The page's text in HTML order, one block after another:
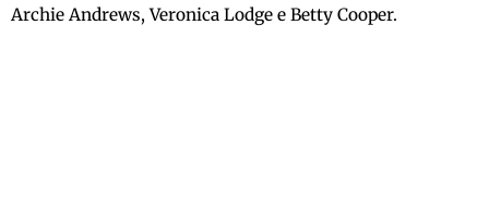
Archie Andrews, Veronica Lodge e Betty Cooper.